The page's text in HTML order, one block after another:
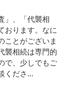
」、「代襲相
おります。なに
ことがございま
襲相続は専門的
で、少しでもご
くださ...